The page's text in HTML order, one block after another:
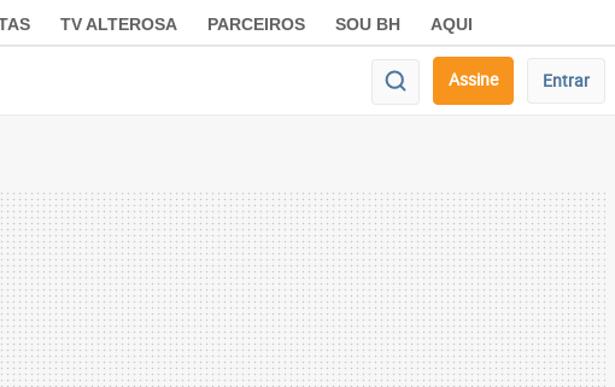
TV ALTEROSA PARCEIROS SOU BH AQUI
Assine Entrar